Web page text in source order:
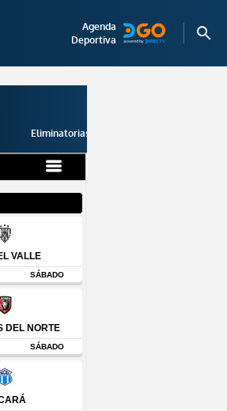
Agenda
Deportiva
search
Eliminatorias 2026